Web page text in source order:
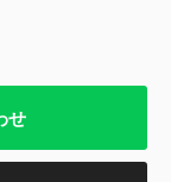
せ